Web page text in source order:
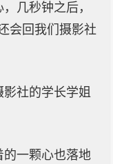
几秒钟之后，
会回我们摄影社
社的学长学姐
的一颗心也落地